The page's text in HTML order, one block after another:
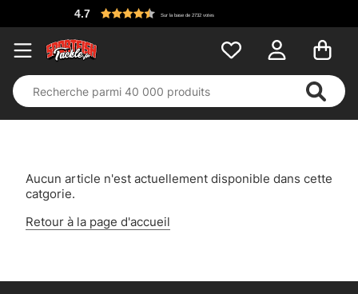
4.7 Sur la base de 2732 votes
Aucun article n'est actuellement disponible dans cette
catgorie.
Retour à la page d'accueil